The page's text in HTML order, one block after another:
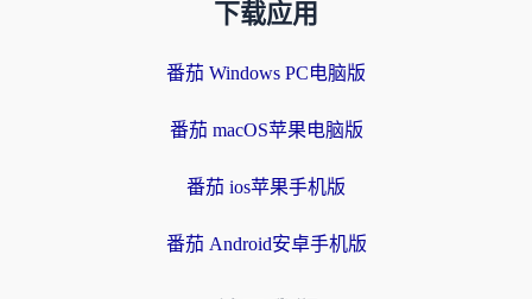
下载应用
番茄 Windows PC电脑版
番茄 macOS苹果电脑版
番茄 ios苹果手机版
番茄 Android安卓手机版